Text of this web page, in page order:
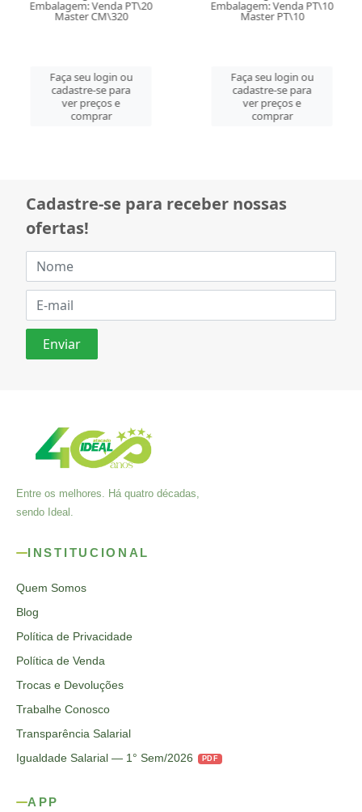
Embalagem: Venda PT\20
Master CM\320
Faça seu login ou
cadastre-se para
ver preços e
comprar
Embalagem: Venda PT\10
Master PT\10
Faça seu login ou
cadastre-se para
ver preços e
comprar
Cadastre-se para receber nossas
ofertas!
Entre os melhores. Há quatro décadas,
sendo Ideal.
INSTITUCIONAL
Quem Somos
Blog
Política de Privacidade
Política de Venda
Trocas e Devoluções
Trabalhe Conosco
Transparência Salarial
Igualdade Salarial — 1° Sem/2026
PDF
APP